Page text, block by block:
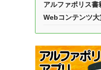
アルファポリス書
Webコンテンツ